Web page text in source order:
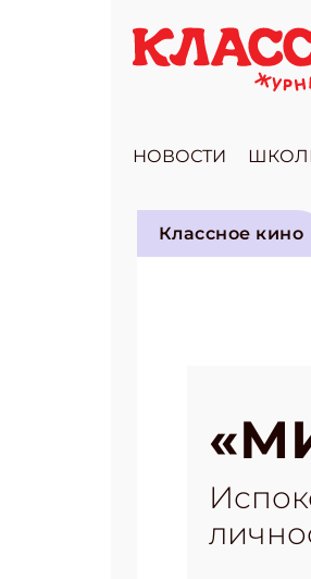
НОВОСТИ
Классное кино